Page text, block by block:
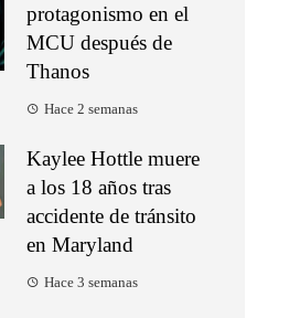
protagonismo en el
MCU después de
Thanos
Hace 2 semanas
Kaylee Hottle muere
a los 18 años tras
accidente de tránsito
en Maryland
Hace 3 semanas